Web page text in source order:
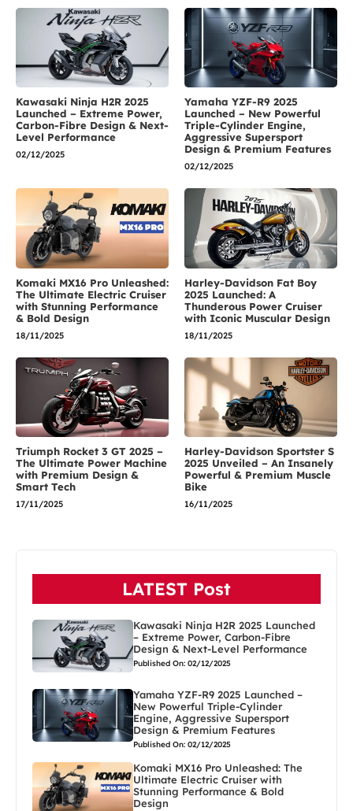
Kawasaki Ninja H2R 2025
Launched – Extreme Power,
Carbon-Fibre Design & Next-
Level Performance
02/12/2025
Yamaha YZF-R9 2025
Launched – New Powerful
Triple-Cylinder Engine,
Aggressive Supersport
Design & Premium Features
02/12/2025
Komaki MX16 Pro Unleashed:
The Ultimate Electric Cruiser
with Stunning Performance
& Bold Design
18/11/2025
Harley-Davidson Fat Boy
2025 Launched: A
Thunderous Power Cruiser
with Iconic Muscular Design
18/11/2025
Triumph Rocket 3 GT 2025 –
The Ultimate Power Machine
with Premium Design &
Smart Tech
17/11/2025
Harley-Davidson Sportster S
2025 Unveiled – An Insanely
Powerful & Premium Muscle
Bike
16/11/2025
LATEST Post
Kawasaki Ninja H2R 2025 Launched
– Extreme Power, Carbon-Fibre
Design & Next-Level Performance
Published On: 02/12/2025
Yamaha YZF-R9 2025 Launched –
New Powerful Triple-Cylinder
Engine, Aggressive Supersport
Design & Premium Features
Published On: 02/12/2025
Komaki MX16 Pro Unleashed: The
Ultimate Electric Cruiser with
Stunning Performance & Bold
Design